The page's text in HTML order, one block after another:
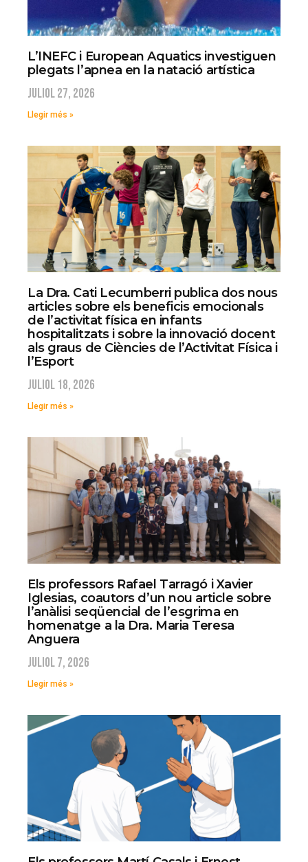
L’INEFC i European Aquatics investiguen
plegats l’apnea en la natació artística
juliol 27, 2026
Llegir més »
La Dra. Cati Lecumberri publica dos nous
articles sobre els beneficis emocionals
de l’activitat física en infants
hospitalitzats i sobre la innovació docent
als graus de Ciències de l’Activitat Física i
l’Esport
juliol 18, 2026
Llegir més »
Els professors Rafael Tarragó i Xavier
Iglesias, coautors d’un nou article sobre
l’anàlisi seqüencial de l’esgrima en
homenatge a la Dra. Maria Teresa
Anguera
juliol 7, 2026
Llegir més »